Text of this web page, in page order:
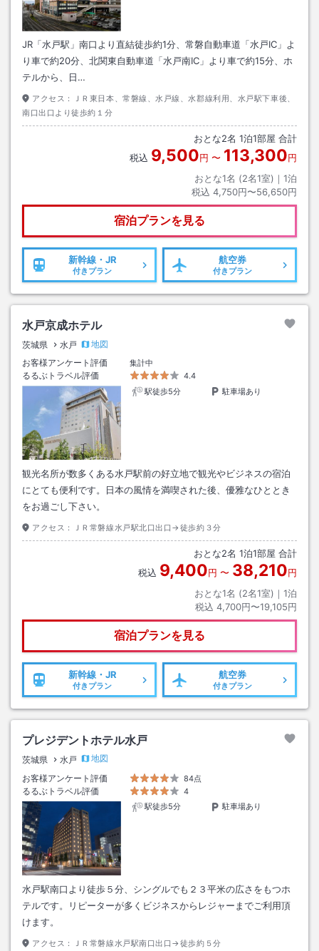
JR「水戸駅」南口より直結徒歩約1分、常磐自動車道「水戸IC」よ
り車で約20分、北関東自動車道「水戸南IC」より車で約15分、ホ
テルから、日…
アクセス：
ＪＲ東日本、常磐線、水戸線、水郡線利用、水戸駅下車後、
南口出口より徒歩約１分
おとな2名 1泊1部屋 合計
税込 9,500円 〜 113,300円
おとな1名 (2名1室)｜ 1泊
税込 4,750円〜56,650円
宿泊プランを見る
新幹線・JR
付きプラン
航空券
付きプラン
水戸京成ホテル
茨城県 水戸
地図
お客様アンケート評価
集計中
るるぶトラベル評価
4.4
駅徒歩5分
駐車場あり
観光名所が数多くある水戸駅前の好立地で観光やビジネスの宿泊
にとても便利です。日本の風情を満喫された後、優雅なひととき
をお過ごし下さい。
アクセス： ＪＲ常磐線水戸駅北口出口→徒歩約３分
おとな2名 1泊1部屋 合計
税込 9,400円 〜 38,210円
おとな1名 (2名1室)｜ 1泊
税込 4,700円〜19,105円
宿泊プランを見る
新幹線・JR
付きプラン
航空券
付きプラン
プレジデントホテル水戸
茨城県 水戸
地図
お客様アンケート評価
84点
るるぶトラベル評価
4
駅徒歩5分
駐車場あり
水戸駅南口より徒歩５分、シングルでも２３平米の広さをもつホ
テルです。リピーターが多くビジネスからレジャーまでご利用頂
けます。
アクセス： ＪＲ常磐線水戸駅南口出口→徒歩約５分